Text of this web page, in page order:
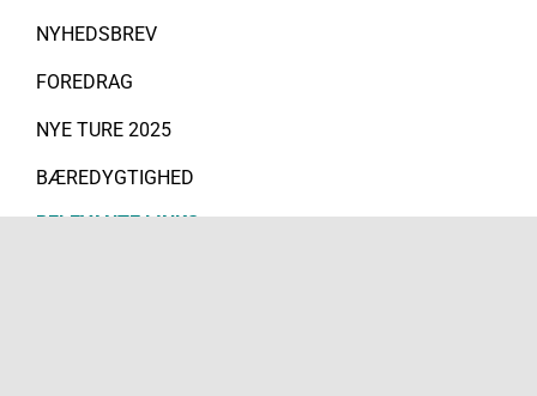
NYHEDSBREV
FOREDRAG
NYE TURE 2025
BÆREDYGTIGHED
RELEVANTE LINKS